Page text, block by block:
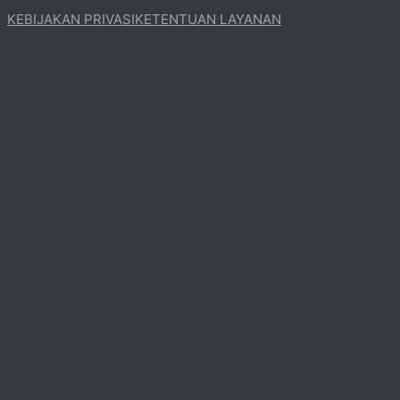
KEBIJAKAN PRIVASIKETENTUAN LAYANAN